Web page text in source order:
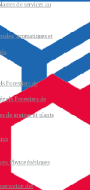
de services au
aromatiques et
Forestiers de
Forestiers de
de graines et plants
Phytogénétiques
des